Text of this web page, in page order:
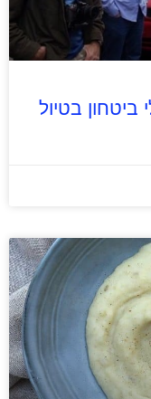
בטיול